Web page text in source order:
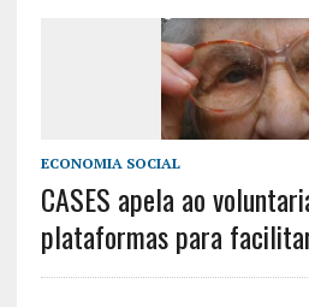
ECONOMIA SOCIAL
CASES apela ao
plataformas para